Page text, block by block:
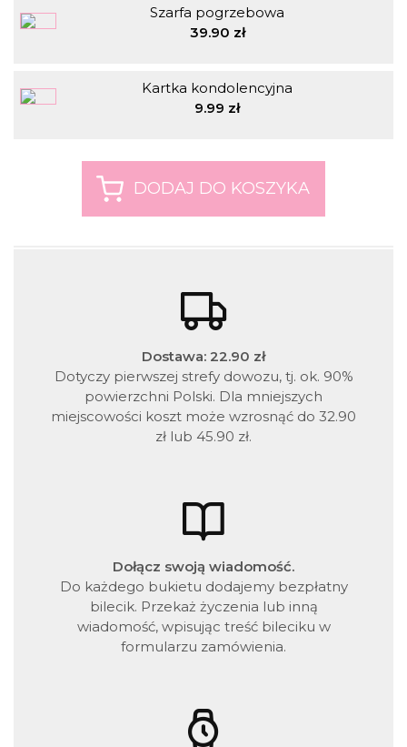
Szarfa pogrzebowa
39.90 zł
Kartka kondolencyjna
9.99 zł
Dostawa: 22.90 zł
Dotyczy pierwszej strefy dowozu, tj. ok. 90%
powierzchni Polski. Dla mniejszych
miejscowości koszt może wzrosnąć do 32.90
zł lub 45.90 zł.
Dołącz swoją wiadomość.
Do każdego bukietu dodajemy bezpłatny
bilecik. Przekaż życzenia lub inną
wiadomość, wpisując treść bileciku w
formularzu zamówienia.